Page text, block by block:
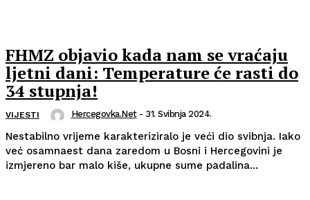
FHMZ objavio kada nam se vraćaju
ljetni dani: Temperature će rasti do
34 stupnja!
VIJESTI Hercegovka.net - 31. Svibnja 2024.
Nestabilno vrijeme karakteriziralo je veći dio svibnja. Iako
već osamnaest dana zaredom u Bosni i Hercegovini je
izmjereno bar malo kiše, ukupne sume padalina...